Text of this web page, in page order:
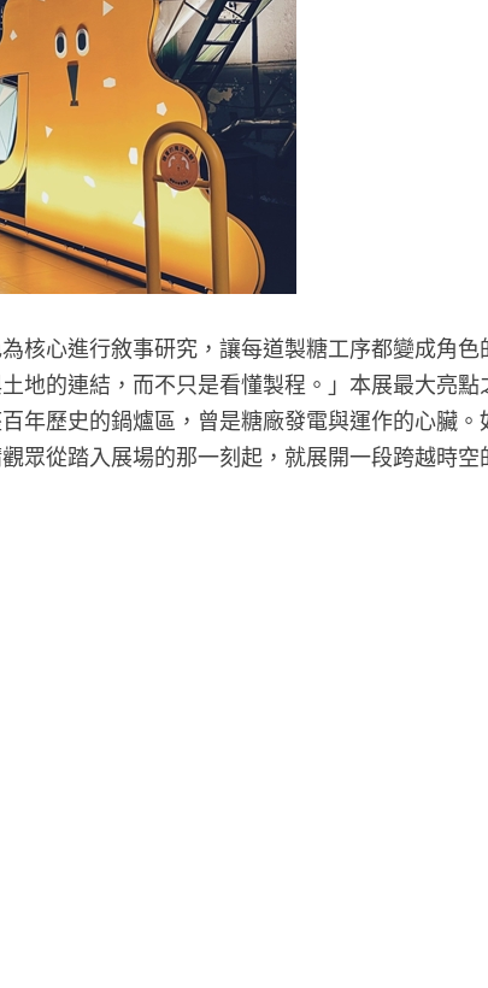
核心進行敘事研究，讓每道製糖工序都變成角色
地的連結，而不只是看懂製程。」本展最大亮點
年歷史的鍋爐區，曾是糖廠發電與運作的心臟。
眾從踏入展場的那一刻起，就展開一段跨越時空